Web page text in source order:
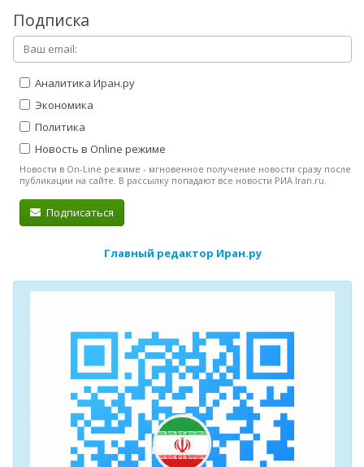
Подписка
Аналитика Иран.ру
Экономика
Политика
Новость в Online режиме
Новости в On-Line режиме - мгновенное получение новости сразу после
публикации на сайте. В рассылку попадают все новости РИА Iran.ru.
Подписаться
Главный редактор Иран.ру